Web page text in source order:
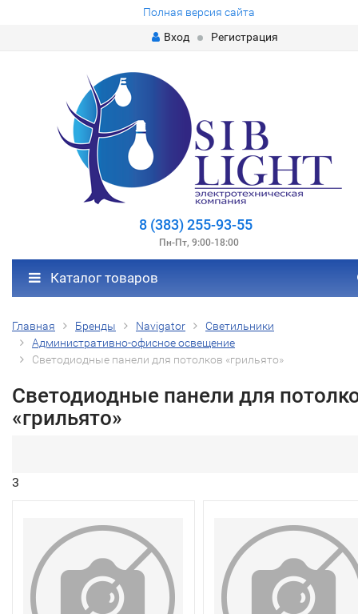
Полная версия сайта
Вход
Регистрация
8 (383) 255-93-55
Пн-Пт, 9:00-18:00
Каталог товаров
Главная Бренды Navigator
Светильники
Административно-офисное освещение
Светодиодные панели для потолков «грильято»
Светодиодные панели для
«грильято»
3